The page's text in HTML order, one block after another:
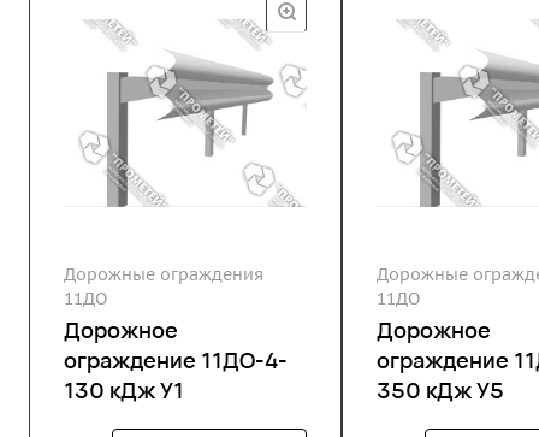
Дорожные ограждения
11ДО
Дорожное
ограждение 11ДО-4-
130 кДж У1
Дорожные
11ДО
Дорожное
ограждение
350 кДж У5